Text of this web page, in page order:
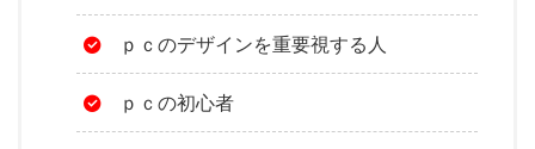
ｐｃのデザインを重要視する人
ｐｃの初心者